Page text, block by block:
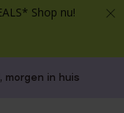
Shop nu!
morgen in huis